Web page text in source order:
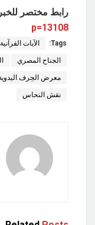
رابط مختصر
p=13108
Tags: الآيات القرآنية
الجناح المصري
معرض الحِرف اليدوية
نقش النحاس